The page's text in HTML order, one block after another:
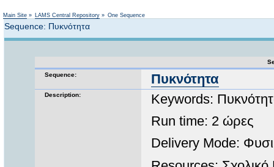
Main Site » LAMS Central Repository » One Sequence
Sequence: Πυκνότητα
Sequence:
Πυκνότητα
Description:
Keywords:
Run time: 2 ώρες
Delivery Mode: